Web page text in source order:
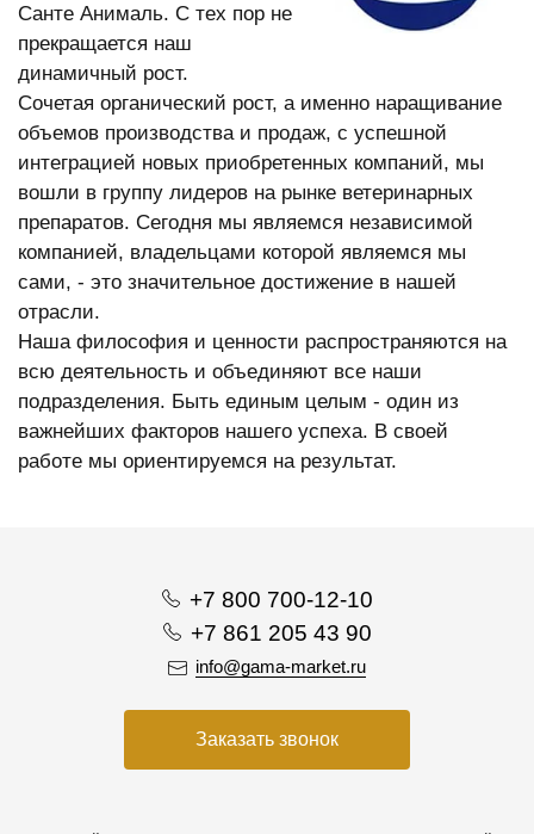
Санте Анималь. С тех пор не
прекращается наш
динамичный рост.
Сочетая органический рост, а именно наращивание
объемов производства и продаж, с успешной
интеграцией новых приобретенных компаний, мы
вошли в группу лидеров на рынке ветеринарных
препаратов. Сегодня мы являемся независимой
компанией, владельцами которой являемся мы
сами, - это значительное достижение в нашей
отрасли.
Наша философия и ценности распространяются на
всю деятельность и объединяют все наши
подразделения. Быть единым целым - один из
важнейших факторов нашего успеха. В своей
работе мы ориентируемся на результат.
+7 800 700-12-10
+7 861 205 43 90
info@gama-market.ru
Заказать звонок